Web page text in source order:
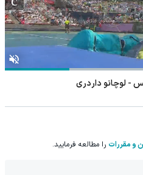
- لوچانو داردری
و مقررات را مطالعه فرمایید.